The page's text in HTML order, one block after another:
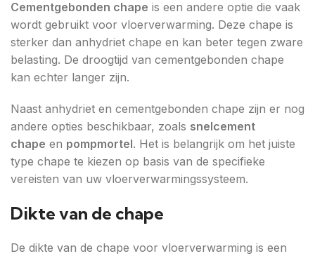
Cementgebonden chape is een andere optie die vaak
wordt gebruikt voor vloerverwarming. Deze chape is
sterker dan anhydriet chape en kan beter tegen zware
belasting. De droogtijd van cementgebonden chape
kan echter langer zijn.
Naast anhydriet en cementgebonden chape zijn er nog
andere opties beschikbaar, zoals snelcement
chape en pompmortel. Het is belangrijk om het juiste
type chape te kiezen op basis van de specifieke
vereisten van uw vloerverwarmingssysteem.
Dikte van de chape
De dikte van de chape voor vloerverwarming is een